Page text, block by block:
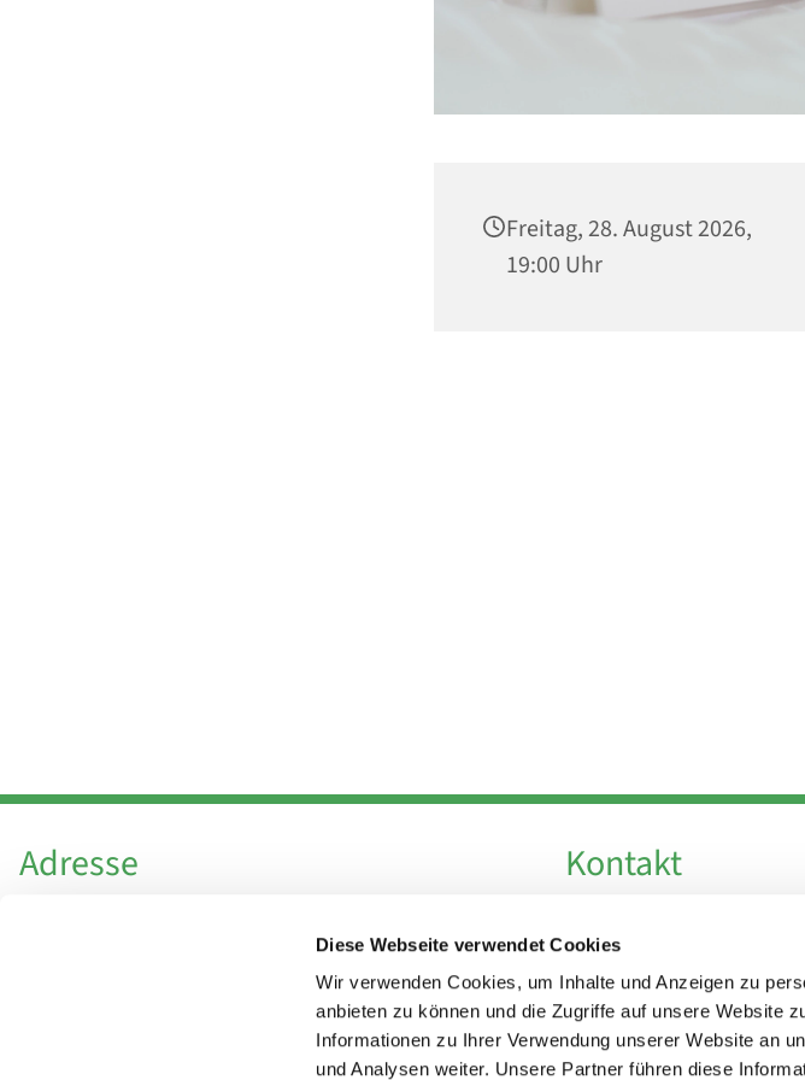
Diese Webseite verwendet Cookies
Wir verwenden Cookies, um Inhalte und Anzeigen zu
anbieten zu können und die Zugriffe auf unsere Website
Informationen zu Ihrer Verwendung unserer Website an
und Analysen weiter. Unsere Partner führen diese
Freitag, 28. August 2026,
19:00 Uhr
Adresse
Hl. Theresa von Avila Berlin Nordost
Leitender Pfarrer - Norbert Pomplun
Kontakt
Fax +49 30 924 54 18
E-Mailinfo@theresa-von-
Kirchenvorstand